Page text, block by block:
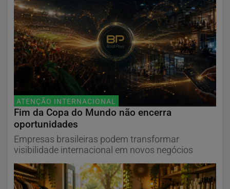
ATENÇÃO INTERNACIONAL
Fim da Copa do Mundo não encerra
oportunidades
Empresas brasileiras podem transformar
visibilidade internacional em novos negócios